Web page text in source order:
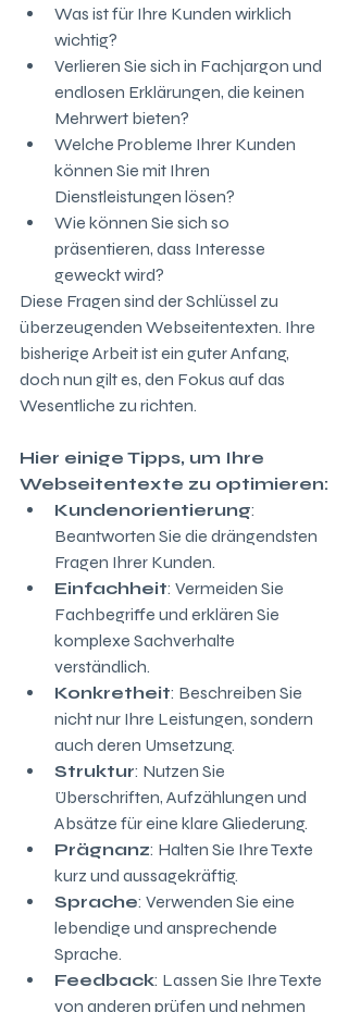
Was ist für Ihre Kunden wirklich
wichtig?
Verlieren Sie sich in Fachjargon und
endlosen Erklärungen, die keinen
Mehrwert bieten?
Welche Probleme Ihrer Kunden
können Sie mit Ihren
Dienstleistungen lösen?
Wie können Sie sich so
präsentieren, dass Interesse
geweckt wird?
Diese Fragen sind der Schlüssel zu
überzeugenden Webseitentexten. Ihre
bisherige Arbeit ist ein guter Anfang,
doch nun gilt es, den Fokus auf das
Wesentliche zu richten.
Hier einige Tipps, um Ihre
Webseitentexte zu optimieren:
Kundenorientierung:
Beantworten Sie die drängendsten
Fragen Ihrer Kunden.
Einfachheit: Vermeiden Sie
Fachbegriffe und erklären Sie
komplexe Sachverhalte
verständlich.
Konkretheit: Beschreiben Sie
nicht nur Ihre Leistungen, sondern
auch deren Umsetzung.
Struktur: Nutzen Sie
Überschriften, Aufzählungen und
Absätze für eine klare Gliederung.
Prägnanz: Halten Sie Ihre Texte
kurz und aussagekräftig.
Sprache: Verwenden Sie eine
lebendige und ansprechende
Sprache.
Feedback: Lassen Sie Ihre Texte
von anderen prüfen und nehmen